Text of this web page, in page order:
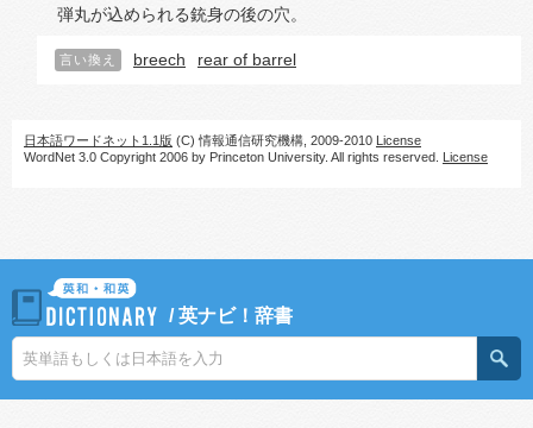
弾丸が込められる銃身の後の穴。
言い換え breech rear of barrel
日本語ワードネット1.1版 (C) 情報通信研究機構, 2009-2010 License
WordNet 3.0 Copyright 2006 by Princeton University. All rights reserved. License
/英ナビ！辞書